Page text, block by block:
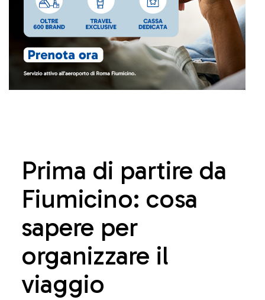
Prima di partire da
Fiumicino: cosa
sapere per
organizzare il
viaggio